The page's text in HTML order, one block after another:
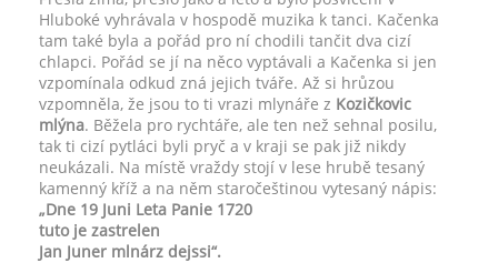
Hluboké vyhrávala v hospodě muzika k tanci. Kačenka
tam také byla a pořád pro ní chodili tančit dva cizí
chlapci. Pořád se jí na něco vyptávali a Kačenka si jen
vzpomínala odkud zná jejich tváře. Až si hrůzou
vzpomněla, že jsou to ti vrazi mlynáře z Kozičkovic
mlýna. Běžela pro rychtáře, ale ten než sehnal posilu,
tak ti cizí pytláci byli pryč a v kraji se pak již nikdy
neukázali. Na místě vraždy stojí v lese hrubě tesaný
kamenný kříž a na něm staročeštinou vytesaný nápis:
„Dne 19 Juni Leta Panie 1720
tuto je zastrelen
Jan Juner mlnárz dejssi“.